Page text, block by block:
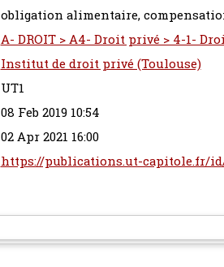
obligation alimentaire,
A- DROIT > A4- Droit privé > 4-1-
Institut de droit privé (Toulouse)
UT1
08 Feb 2019 10:54
02 Apr 2021 16:00
https://publications.ut-capitole.fr/